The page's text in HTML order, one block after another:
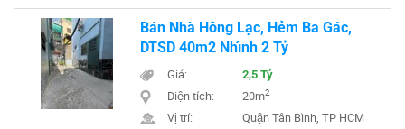
Bán Nhà Hồng Lạc, Hẻm Ba Gác,
DTSD 40m2 Nhỉnh 2 Tỷ
Giá: 2,5 Tỷ
Diện tích: 20m2
Vị trí: Quận Tân Bình, TP HCM